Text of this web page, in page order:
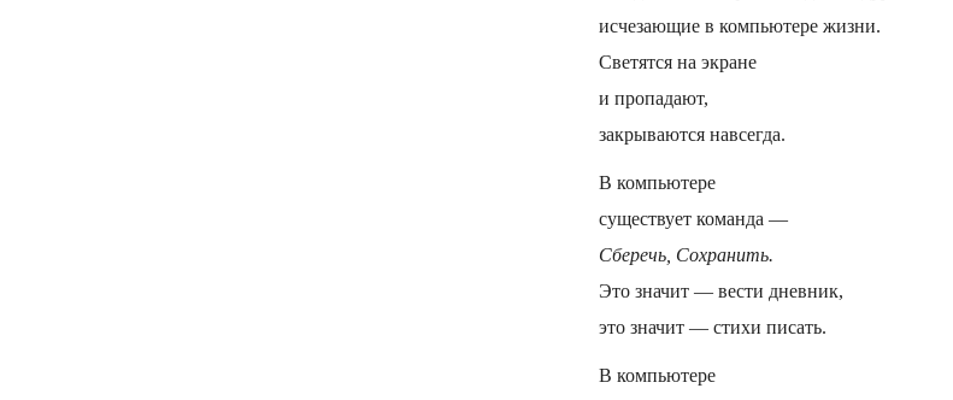
исчезающие в компьютере жизни.
Светятся на экране
и пропадают,
закрываются навсегда.
В компьютере
существует команда —
Сберечь, Сохранить.
Это значит — вести дневник,
это значит — стихи писать.
В компьютере